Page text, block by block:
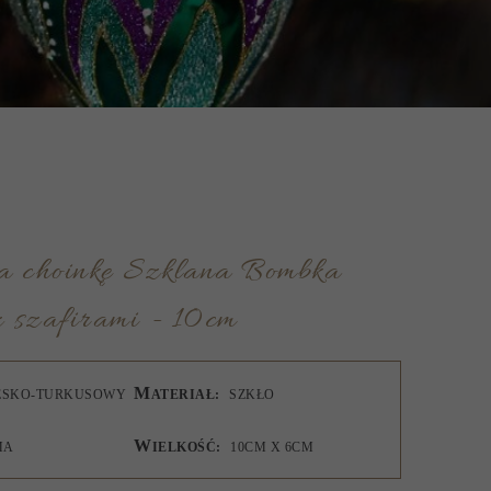
- 10cm
TURKUSOWY MATERIAŁ: SZKŁO
W IELKOŚĆ: 10CM X 6CM